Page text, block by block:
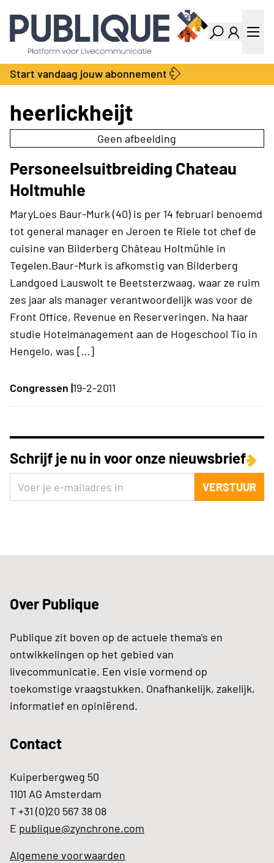
Industry Dashboard
Vacatures
Kalender
Producten
Bedrijvengids
Locatie Finder
Contact
Over ons
Adverteren
Abonnementen
Start vandaag jouw abonnement
heerlickheijt
Geen afbeelding
Personeelsuitbreiding Chateau
Holtmuhle
MaryLoes Baur-Murk (40) is per 14 februari benoemd
tot general manager en Jeroen te Riele tot chef de
cuisine van Bilderberg Château Holtmühle in
Tegelen.Baur-Murk is afkomstig van Bilderberg
Landgoed Lauswolt te Beetsterzwaag, waar ze ruim
zes jaar als manager verantwoordelijk was voor de
Front Office, Revenue en Reserveringen. Na haar
studie Hotelmanagement aan de Hogeschool Tio in
Hengelo, was […]
Congressen |19-2-2011
Schrijf je nu in voor onze nieuwsbrief
VERSTUUR
Over Publique
Publique zit boven op de actuele thema’s en
ontwikkelingen op het gebied van
livecommunicatie. Een visie vormend op
toekomstige vraagstukken. Onafhankelijk, zakelijk,
informatief en opiniërend.
Contact
Kuiperbergweg 50
1101 AG Amsterdam
T +31 (0)20 567 38 08
E publique@zynchrone.com
Algemene voorwaarden